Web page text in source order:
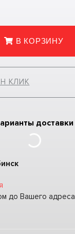
В КОРЗИНУ
КЛИК
доставки
до Вашего адреса